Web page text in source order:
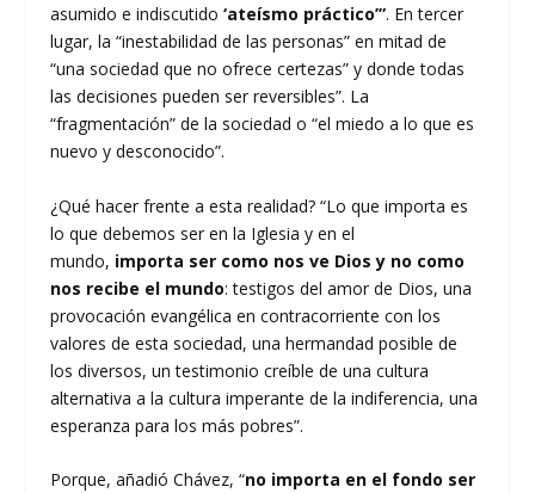
asumido e indiscutido‘ateísmo práctico’”. En tercer
lugar, la “inestabilidad de las personas” en mitad de
“una sociedad que no ofrece certezas” y donde todas
las decisiones pueden ser reversibles”. La
“fragmentación” de la sociedad o “el miedo a lo que es
nuevo y desconocido”.
¿Qué hacer frente a esta realidad? “Lo que importa es
lo que debemos ser en la Iglesia y en el
mundo, importa ser como nos ve Dios y no como
nos recibe el mundo: testigos del amor de Dios, una
provocación evangélica en contracorriente con los
valores de esta sociedad, una hermandad posible de
los diversos, un testimonio creíble de una cultura
alternativa a la cultura imperante de la indiferencia, una
esperanza para los más pobres”.
Porque, añadió Chávez, “no importa en el fondo ser